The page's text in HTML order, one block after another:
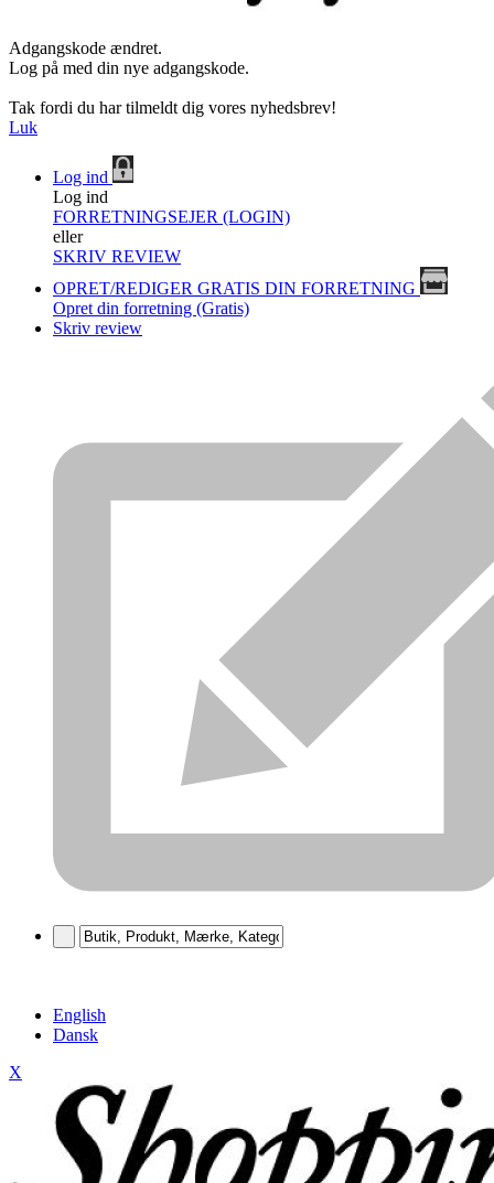
Adgangskode ændret.
Log på med din nye adgangskode.
Tak fordi du har tilmeldt dig vores nyhedsbrev!
Luk
Log ind
Log ind
FORRETNINGSEJER (LOGIN)
eller
SKRIV REVIEW
OPRET/REDIGER GRATIS DIN FORRETNING
Opret din forretning (Gratis)
Skriv review
English
Dansk
X